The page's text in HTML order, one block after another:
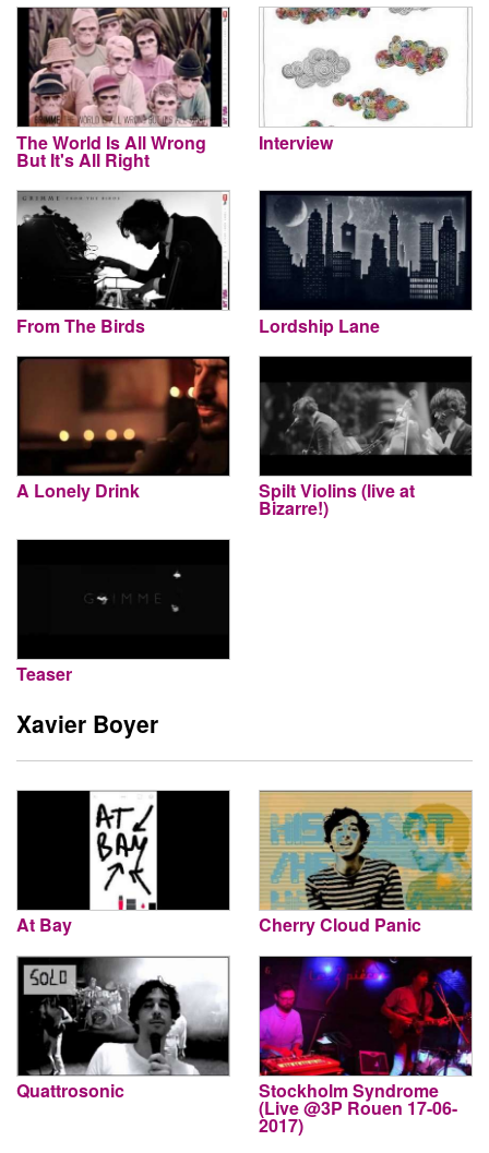
The World Is All Wrong
But It's All Right
Interview
From The Birds Lordship Lane
A Lonely Drink Spilt Violins (live at
Bizarre!)
Teaser
Xavier Boyer
At Bay Cherry Cloud Panic
Quattrosonic Stockholm Syndrome
(Live @3P Rouen 17-06-
2017)